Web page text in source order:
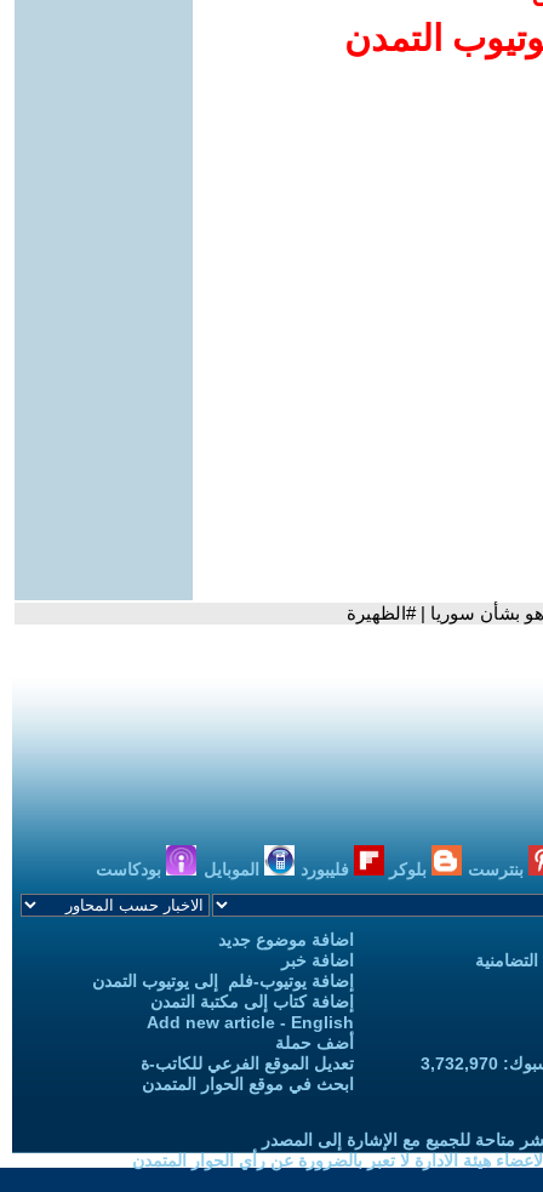
التمدن
بشأن سوريا | #الظهيرة
بنترست بلوكر فليبورد الموبايل بودكاست
اضافة موضوع جديد
اضافة خبر
إضافة يوتيوب-فلم إلى يوتيوب التمدن
إضافة كتاب إلى مكتبة التمدن
Add new article - English
أضف حملة
تعديل الموقع الفرعي للكاتب-ة
ابحث في موقع الحوار المتمدن
متاحة للجميع مع الإشارة إلى المصدر
هيئة الادارة لا تعبر بالضرورة عن رأي الحوار المتمدن